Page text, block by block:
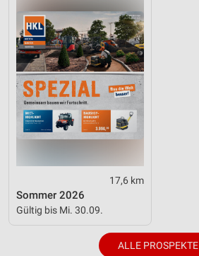
17,6 km
Sommer 2026
Gültig bis Mi. 30.09.
ALLE PROSPEKTE